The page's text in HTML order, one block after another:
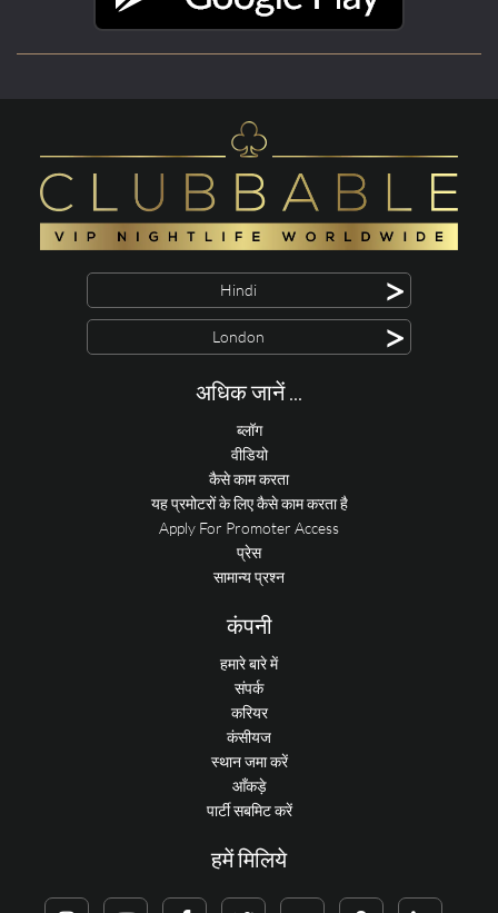
Hindi >
London >
अधिक जानें ...
ब्लॉग
वीडियो
कैसे काम करता
यह प्रमोटरों के लिए कैसे काम करता है
Apply For Promoter Access
प्रेस
सामान्य प्रश्न
कंपनी
हमारे बारे में
संपर्क
करियर
कंसीयज
स्थान जमा करें
आँकड़े
पार्टी सबमिट करें
हमें मिलिये